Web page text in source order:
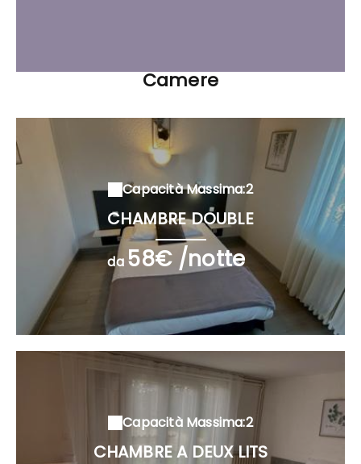
Camere
Capacità Massima:2
CHAMBRE DOUBLE
da 58€ /notte
Capacità Massima:2
CHAMBRE A DEUX LITS